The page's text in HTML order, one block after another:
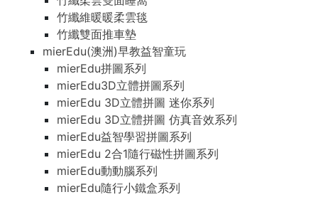
竹纖維暖暖柔雲毯
竹纖雙面推車墊
mierEdu(澳洲)早教益智童玩
mierEdu拼圖系列
mierEdu3D立體拼圖系列
mierEdu 3D立體拼圖 迷你系列
mierEdu 3D立體拼圖 仿真音效系列
mierEdu益智學習拼圖系列
mierEdu 2合1隨行磁性拼圖系列
mierEdu動動腦系列
mierEdu隨行小鐵盒系列